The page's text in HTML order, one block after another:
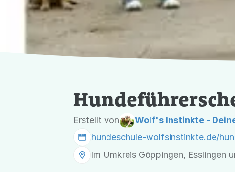
Erstellt von
Wolf's Instinkte -
hundeschule-wolfsinstinkte.de/
Im Umkreis Göppingen, Esslingen